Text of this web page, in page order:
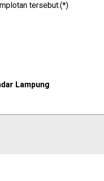
tersebut.(*)
Lampung